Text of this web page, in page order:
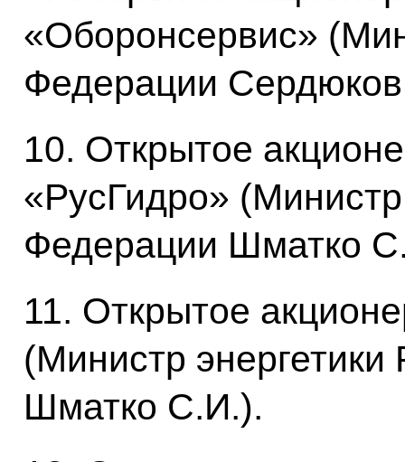
«Оборонсервис»
Федерации
10. Открытое
«РусГидро» (Министр
Федерации Шматко
11. Открытое
(Министр
Шматко С.И.).